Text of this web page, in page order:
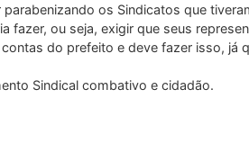
os Sindicatos que
fazer, ou seja, exigir que seus
do prefeito e deve fazer isso, já
Sindical combativo e cidadão.